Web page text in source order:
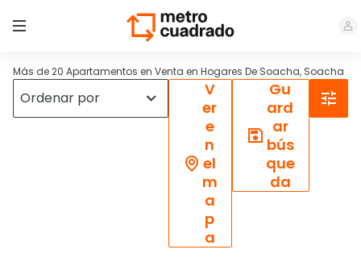
Más de 20 Apartamentos en Venta en Hogares De Soacha, Soacha
V
er
e
n
el
m
a
p
a
Gu
ard
ar
bús
que
da